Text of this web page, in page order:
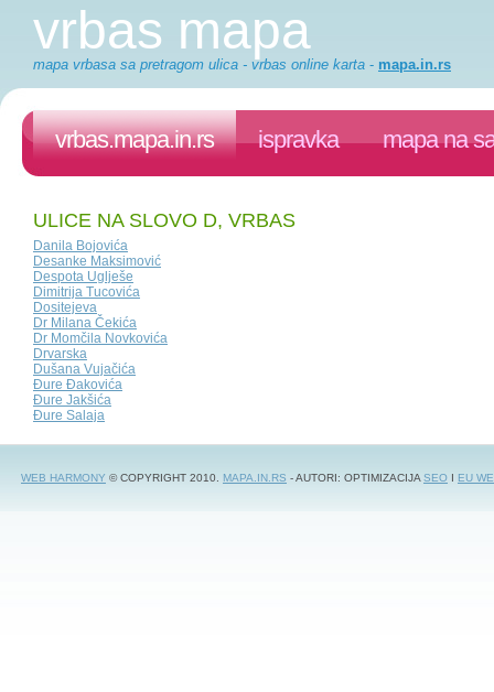
vrbas mapa
mapa vrbasa sa pretragom ulica - vrbas online karta - mapa.in.rs
vrbas.mapa.in.rs ispravka mapa na
ULICE NA SLOVO D, VRBAS
Danila Bojovića
Desanke Maksimović
Despota Uglješe
Dimitrija Tucovića
Dositejeva
Dr Milana Čekića
Dr Momčila Novkovića
Drvarska
Dušana Vujačića
Đure Đakovića
Đure Jakšića
Đure Salaja
WEB HARMONY © COPYRIGHT 2010. MAPA.IN.RS - AUTORI: OPTIMIZACIJA SEO I EU